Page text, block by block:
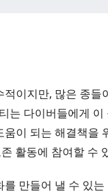
이지만, 많은 종들
는 다이버들에게
이 되는 해결책을
활동에 참여할 수
만들어 낼 수 있